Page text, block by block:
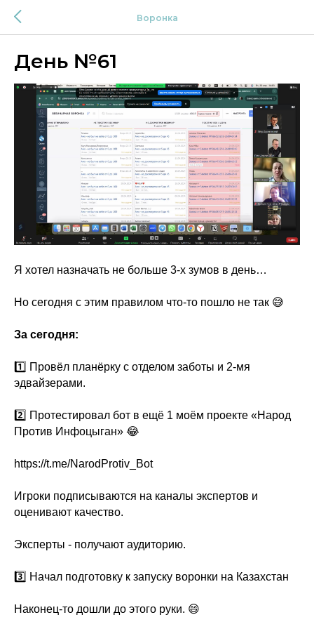
Воронка
День №61
Я хотел назначать не больше 3-х зумов в день…
Но сегодня с этим правилом что-то пошло не так 😅
За сегодня:
1️⃣ Провёл планёрку с отделом заботы и 2-мя
эдвайзерами.
2️⃣ Протестировал бот в ещё 1 моём проекте «Народ
Против Инфоцыган» 😂
https://t.me/NarodProtiv_Bot
Игроки подписываются на каналы экспертов и
оценивают качество.
Эксперты - получают аудиторию.
3️⃣ Начал подготовку к запуску воронки на Казахстан
Наконец-то дошли до этого руки. 😄